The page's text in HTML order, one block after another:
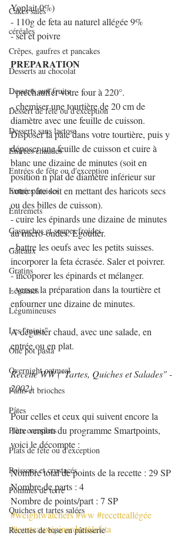
Cakes salés
céréales
Crêpes, gaufres et pancakes
Desserts au chocolat
Desserts aux fruits
Dessert de fête ou d'exception
Desserts sans lactose
Entrées chaudes
Entrées de fête ou d'exception
Entrées froides
Entremets
Gaspachos et soupes froides
Gâteaux
Gratins
Légumes
Légumineuses
Les "minis"
One pot pasta
Overnight oatmeal
Pains et brioches
Pâtes
Plats complets
Plats de fête ou d'exception
Poissons et crustacés
Pommes de terre
Quiches et tartes salées
Recettes de base en pâtisserie
Yoplait 0%)
- 110g de feta au naturel allégée 9%
- sel et poivre
PREPARATION
- préchauffer votre four à 220°.
- chemiser une tourtière de 20 cm de
diamètre avec une feuille de cuisson.
Disposer la pâte dans votre tourtière, puis y
déposer une feuille de cuisson et cuire à
blanc une dizaine de minutes (soit en
position n plat de diamètre inférieur sur
votre pâte soit en mettant des haricots secs
ou des billes de cuisson).
- cuire les épinards une dizaine de minutes
au micro-ondes. Egoutter.
- battre les oeufs avec les petits suisses.
incorporer la feta écrasée. Saler et poivrer.
- incoporer les épinards et mélanger.
- verser la préparation dans la tourtière et
enfourner une dizaine de minutes.
A déguster chaud, avec une salade, en
entrée ou en plat.
Recette WW ("Tartes, Quiches et Salades" -
2002)
Pour celles et ceux qui suivent encore la
1ère version du programme Smartpoints,
voici le décompte :
Nombre total de points de la recette : 29 SP
Nombre de parts : 4
Nombre de points/part : 7 SP
#weightwatchers#ww #recetteallégée
#tourteauxépinardsetàlafeta